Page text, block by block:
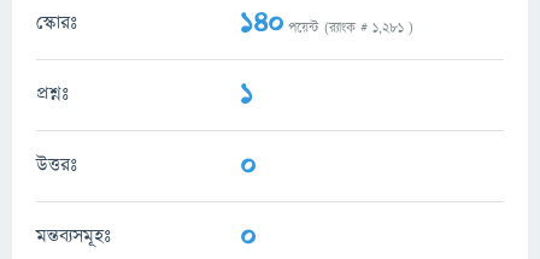
স্কোরঃ 140 পয়েন্ট (র‌্যাংক # 1,281 )
প্রশ্নঃ 1
উত্তরঃ 0
মন্তব্যসমূহঃ 0